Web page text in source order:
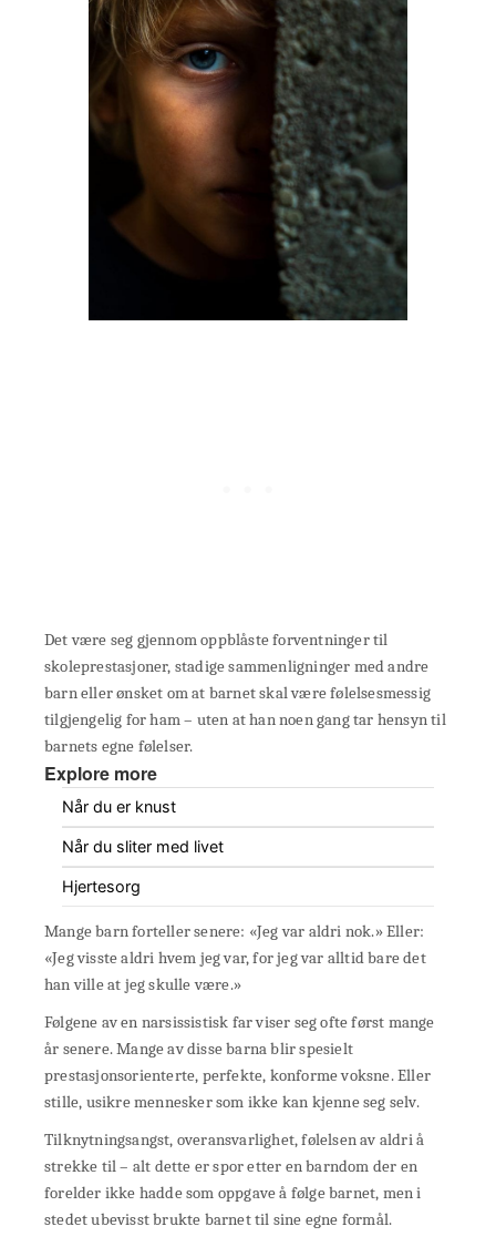
Det være seg gjennom oppblåste forventninger til
skoleprestasjoner, stadige sammenligninger med andre
barn eller ønsket om at barnet skal være følelsesmessig
tilgjengelig for ham – uten at han noen gang tar hensyn til
barnets egne følelser.
Explore more
Når du er knust
Når du sliter med livet
Hjertesorg
Mange barn forteller senere: «Jeg var aldri nok.» Eller:
«Jeg visste aldri hvem jeg var, for jeg var alltid bare det
han ville at jeg skulle være.»
Følgene av en narsissistisk far viser seg ofte først mange
år senere. Mange av disse barna blir spesielt
prestasjonsorienterte, perfekte, konforme voksne. Eller
stille, usikre mennesker som ikke kan kjenne seg selv.
Tilknytningsangst, overansvarlighet, følelsen av aldri å
strekke til – alt dette er spor etter en barndom der en
forelder ikke hadde som oppgave å følge barnet, men i
stedet ubevisst brukte barnet til sine egne formål.